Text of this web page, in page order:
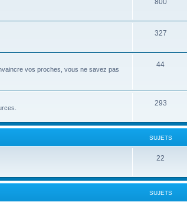
800
327
vos proches, vous ne savez pas
44
293
SUJETS
22
SUJETS